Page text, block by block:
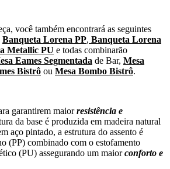
você também encontrará as seguintes
Banqueta Lorena PP, Banqueta Lorena
Metallic PU e todas combinarão
Eames Segmentada de Bar, Mesa
Bistrô ou Mesa Bombo Bistrô.
garantirem maiorresistência e
da base é produzida em madeira natural
aço pintado, a estrutura do assento é
(PP) combinado com o estofamento
(PU) assegurando um maiorconforto e